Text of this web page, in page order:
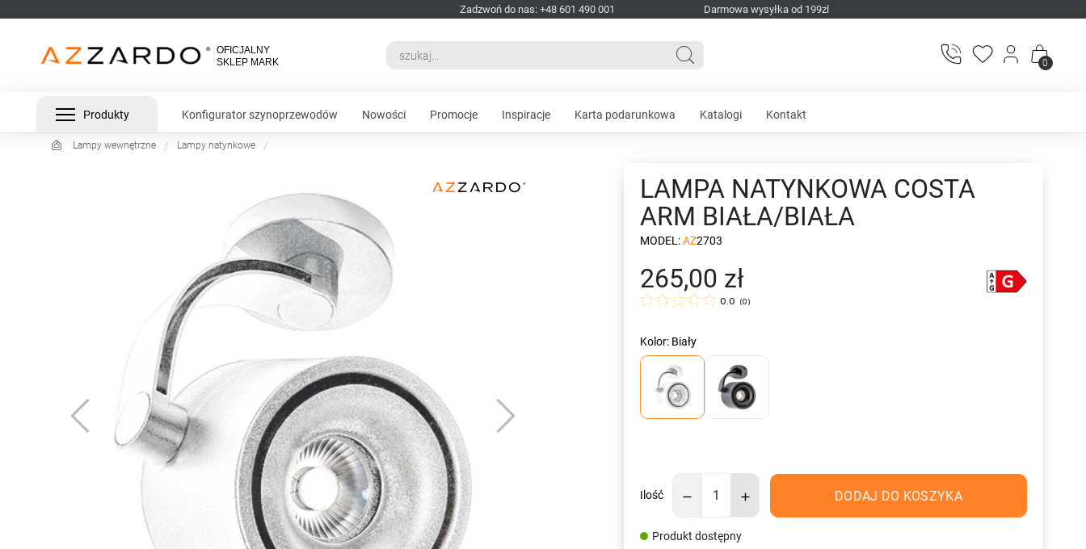
Zadzwoń do nas: +48 601 490 001 Darmowa wysyłka od 199zl
0
Produkty Konfigurator szynoprzewodów Nowości Promocje Inspiracje Karta podarunkowa Katalogi Kontakt
Lampy wewnętrzne Lampy natynkowe
LAMPA NATYNKOWA COSTA
ARM BIAŁA/BIAŁA
MODEL:AZ2703
265,00 zł
0.0 (0)
Kolor: Biały
Ilość DODAJ DO KOSZYKA
Produkt dostępny